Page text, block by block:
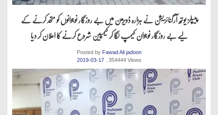
پیپلز یوتھ آرگنائزیشن نے ہزارہ ڈویژن میں بے روزگار نوجوانوں کو متحد کرنے کے
لیے بے روزگار نوجوان کیمپ لگا کر کیمپین شروع کرنے کا اعلان کر دیا
Posted by Fawad Ali jadoon
2019-03-17
. 354444 Views